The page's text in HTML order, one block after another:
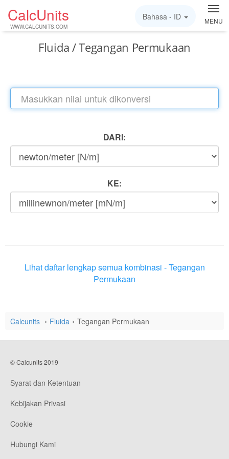
CalcUnits
WWW.CALCUNITS.COM
MENU
Bahasa - ID
Fluida / Tegangan Permukaan
DARI:
KE:
Lihat daftar lengkap semua kombinasi - Tegangan
Permukaan
Calcunits Fluida Tegangan Permukaan
© Calcunits 2019
Syarat dan Ketentuan
Kebijakan Privasi
Cookie
Hubungi Kami